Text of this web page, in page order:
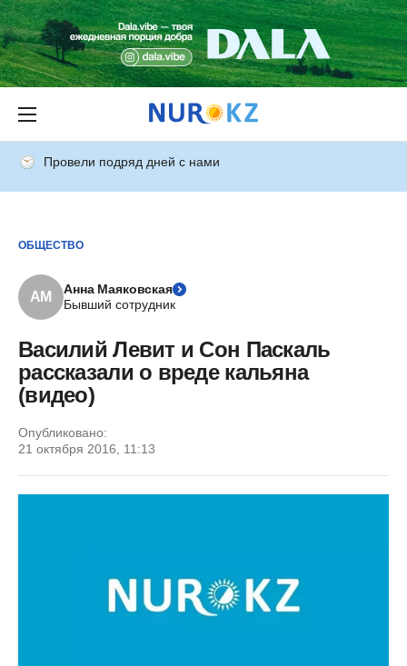
Провели подряд дней с нами
ОБЩЕСТВО
АМ
Анна Маяковская
Бывший сотрудник
Василий Левит и Сон Паскаль
рассказали о вреде кальяна
(видео)
Опубликовано:
21 октября 2016, 11:13